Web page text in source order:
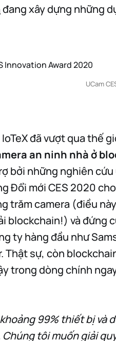
đang xây dựng những
UCam
đã vượt qua thế
an ninh nhà ở
bởi những nghiên
Đổi mới CES 2020
trăm camera (điều
blockchain!) và đứng
ty hàng đầu như
Thật sự, còn
trong dòng chính
99% thiết bị và
tôi muốn giải